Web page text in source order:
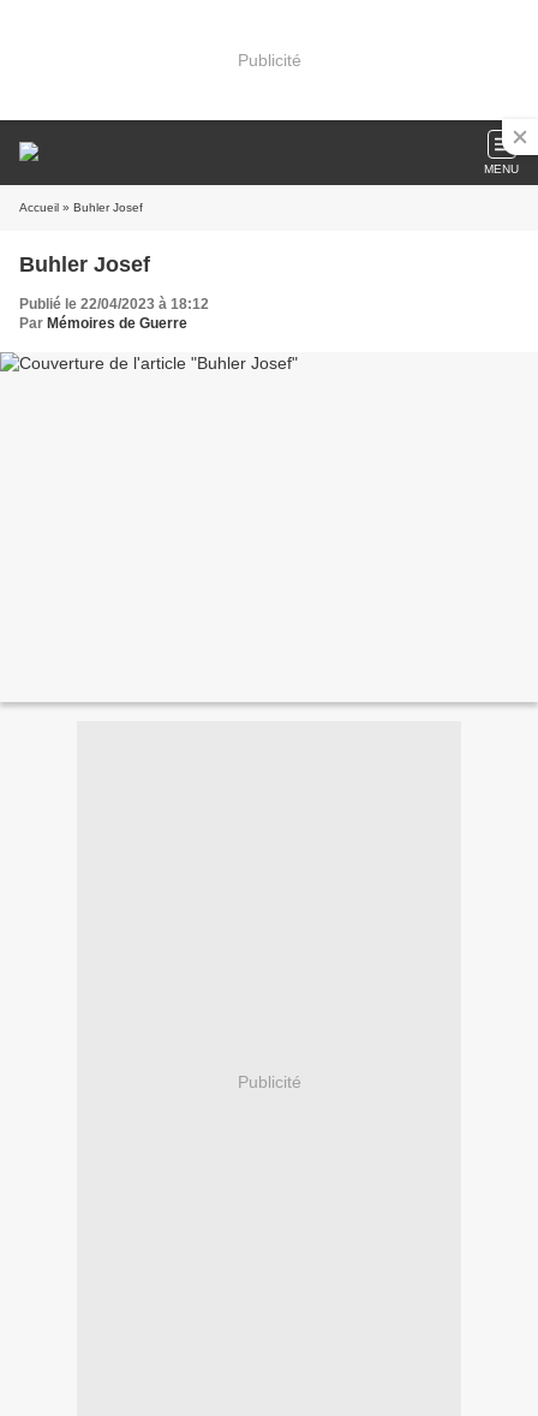
Publicité
MENU
Accueil » Buhler Josef
Buhler Josef
Publié le 22/04/2023 à 18:12
Par Mémoires de Guerre
Publicité